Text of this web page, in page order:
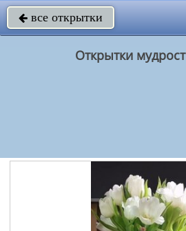
 все открытки
Открытки